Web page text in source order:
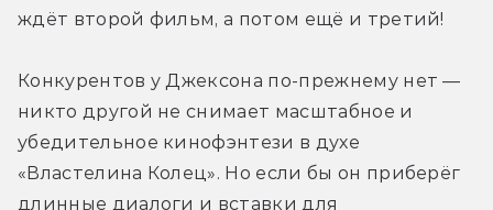
ждёт второй фильм, а потом ещё и третий!
Конкурентов у Джексона по-прежнему нет —
никто другой не снимает масштабное и
убедительное кинофэнтези в духе
«Властелина Колец». Но если бы он приберёг
длинные диалоги и вставки для